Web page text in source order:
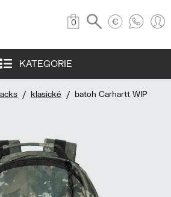
0
KATEGORIE
/ klasické / batoh Carhartt WIP